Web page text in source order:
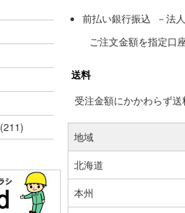
(211)
前払い銀行振込 －法
ご注文金額を指定口
送料
受注金額にかかわらず
地域
北海道
本州